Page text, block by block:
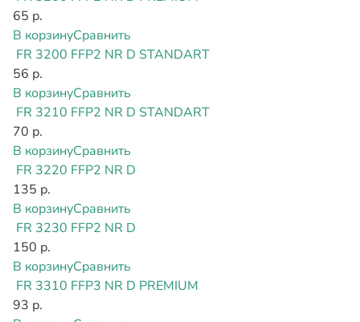
65 р.
В корзинуСравнить
FR 3200 FFP2 NR D STANDART
56 р.
В корзинуСравнить
FR 3210 FFP2 NR D STANDART
70 р.
В корзинуСравнить
FR 3220 FFP2 NR D
135 р.
В корзинуСравнить
FR 3230 FFP2 NR D
150 р.
В корзинуСравнить
FR 3310 FFP3 NR D PREMIUM
93 р.